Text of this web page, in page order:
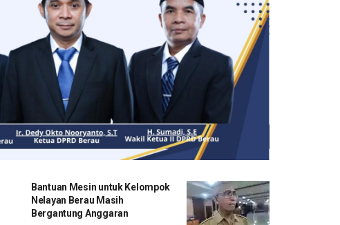
Bantuan Mesin untuk Kelompok
Nelayan Berau Masih
Bergantung Anggaran